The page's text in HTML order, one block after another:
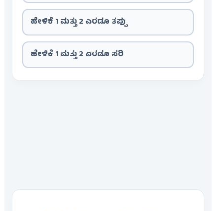
ಹೇಳಿಕೆ 1 ಮತ್ತು 2 ಎರಡೂ ತಪ್ಪು
ಹೇಳಿಕೆ 1 ಮತ್ತು 2 ಎರಡೂ ಸರಿ